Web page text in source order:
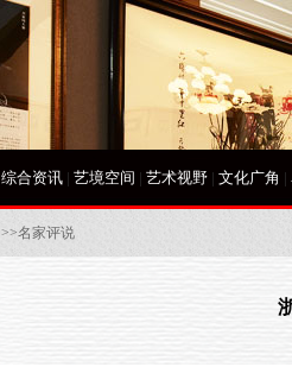
综合资讯| 艺境空间 | 艺术视野| 文化广角 |
>>名家评说